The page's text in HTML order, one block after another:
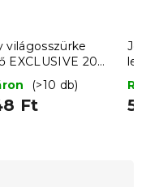
világosszürke
EXCLUSIVE 200
(>10 db)
Ft 5